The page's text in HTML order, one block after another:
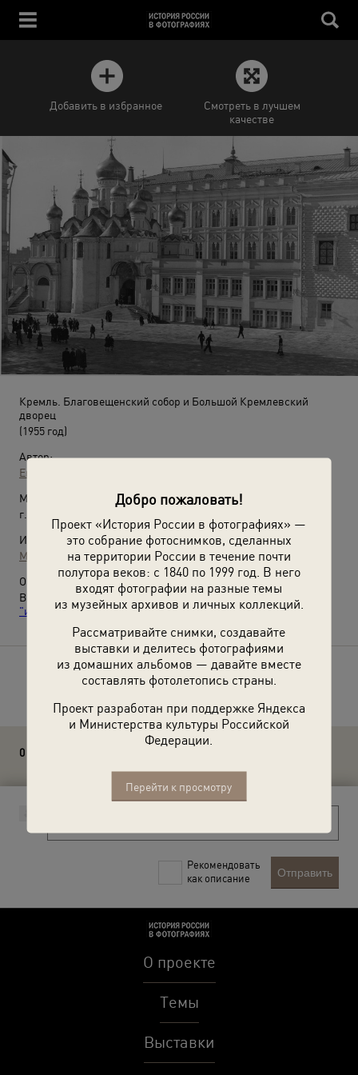
Добро пожаловать!
Проект «История России в фотографиях» —
это собрание фотоснимков, сделанных
на территории России в течение почти
полутора веков: с 1840 по 1999 год. В него
входят фотографии на разные темы
из музейных архивов и личных коллекций.
Рассматривайте снимки, создавайте
выставки и делитесь фотографиями
из домашних альбомов — давайте вместе
составлять фотолетопись страны.
Проект разработан при поддержке Яндекса
и Министерства культуры Российской
Федерации.
Перейти к просмотру
Добавить в избранное
Смотреть в лучшем
качестве
Кремль. Благовещенский собор и Большой Кремлевский
дворец
(1955 год)
Автор:
Евгений Умнов
Место съемки:
г. Москва
Источники:
МАММ / МДФ
О фотографии:
Выставка
«Москва и москвичи»и видео«Один среди
"итальянцев"»с этой фотографией.
Расскажите друзьям об этом фото
0 комментариев
Рекомендовать
как описание
Отправить
О проекте
Темы
Выставки